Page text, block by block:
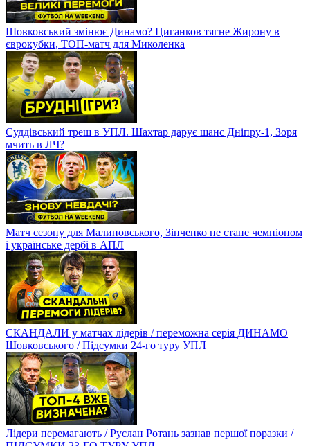
Шовковський змінює Динамо? Циганков тягне Жирону в
єврокубки, ТОП-матч для Миколенка
Суддівський треш в УПЛ. Шахтар дарує шанс Дніпру-1, Зоря
мчить в ЛЧ?
Матч сезону для Малиновського, Зінченко не стане чемпіоном
і українське дербі в АПЛ
СКАНДАЛИ у матчах лідерів / переможна серія ДИНАМО
Шовковського / Підсумки 24-го туру УПЛ
Лідери перемагають / Руслан Ротань зазнав першої поразки /